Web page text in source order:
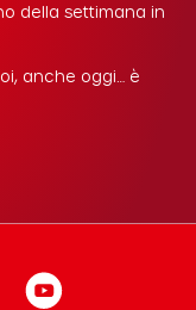
della settimana in
anche oggi… è